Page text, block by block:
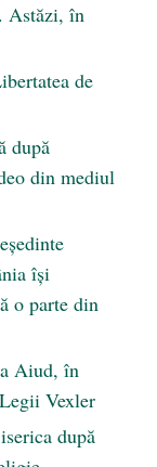
Astăzi, în
de
după
din mediul
își
o parte din
Aiud, în
Vexler
după